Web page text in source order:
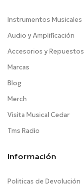
Instrumentos Musicales
Audio y Amplificación
Accesorios y Repuestos
Marcas
Blog
Merch
Visita Musical Cedar
Tms Radio
Información
Politicas de Devolución